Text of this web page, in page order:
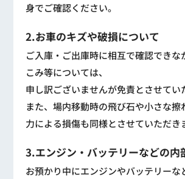
身でご確認ください。
2.お車のキズや破損について
ご入庫・ご出庫時に相互で確認できな
こみ等については、
申し訳ございませんが免責とさせてい
また、場内移動時の飛び石や小さな擦
力による損傷も同様とさせていただき
3.エンジン・バッテリーなどの内
お預かり中にエンジンやバッテリーな